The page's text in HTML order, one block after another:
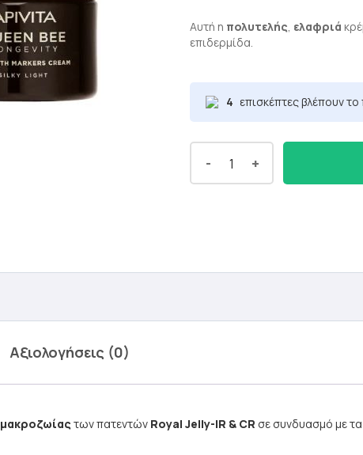
was:
Αυτή η πολυτελής, ελαφριά
επιδερμίδα.
4 επισκέπτες βλέπουν
- +
Αξιολογήσεις (0)
μακροζωίας των πατεντών Royal Jelly-IR & CR σε συνδυασμό με